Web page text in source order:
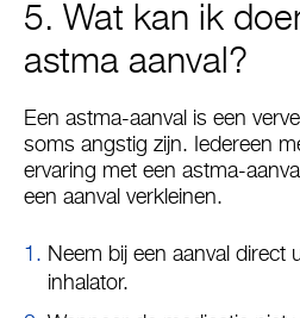
5. Wat kan ik
astma aanval?
Een astma-aanval is een
soms angstig zijn. Iedereen
ervaring met een astma-
een aanval verkleinen.
​Neem bij een aanval direct
inhalator.